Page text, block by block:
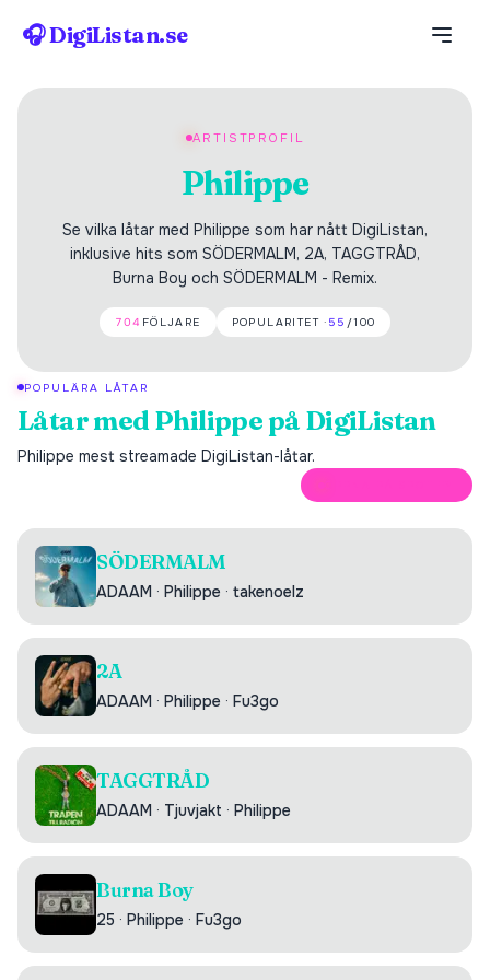
🎧 DigiListan.se
ARTISTPROFIL
Philippe
Se vilka låtar med Philippe som har nått DigiListan,
inklusive hits som SÖDERMALM, 2A, TAGGTRÅD,
Burna Boy och SÖDERMALM - Remix.
704 FÖLJARE POPULARITET · 55 /100
POPULÄRA LÅTAR
Låtar medPhilippe på DigiListan
Philippe mest streamade DigiListan-låtar.
SÖDERMALM
ADAAM · Philippe · takenoelz
2A
ADAAM · Philippe · Fu3go
TAGGTRÅD
ADAAM · Tjuvjakt · Philippe
Burna Boy
25 · Philippe · Fu3go